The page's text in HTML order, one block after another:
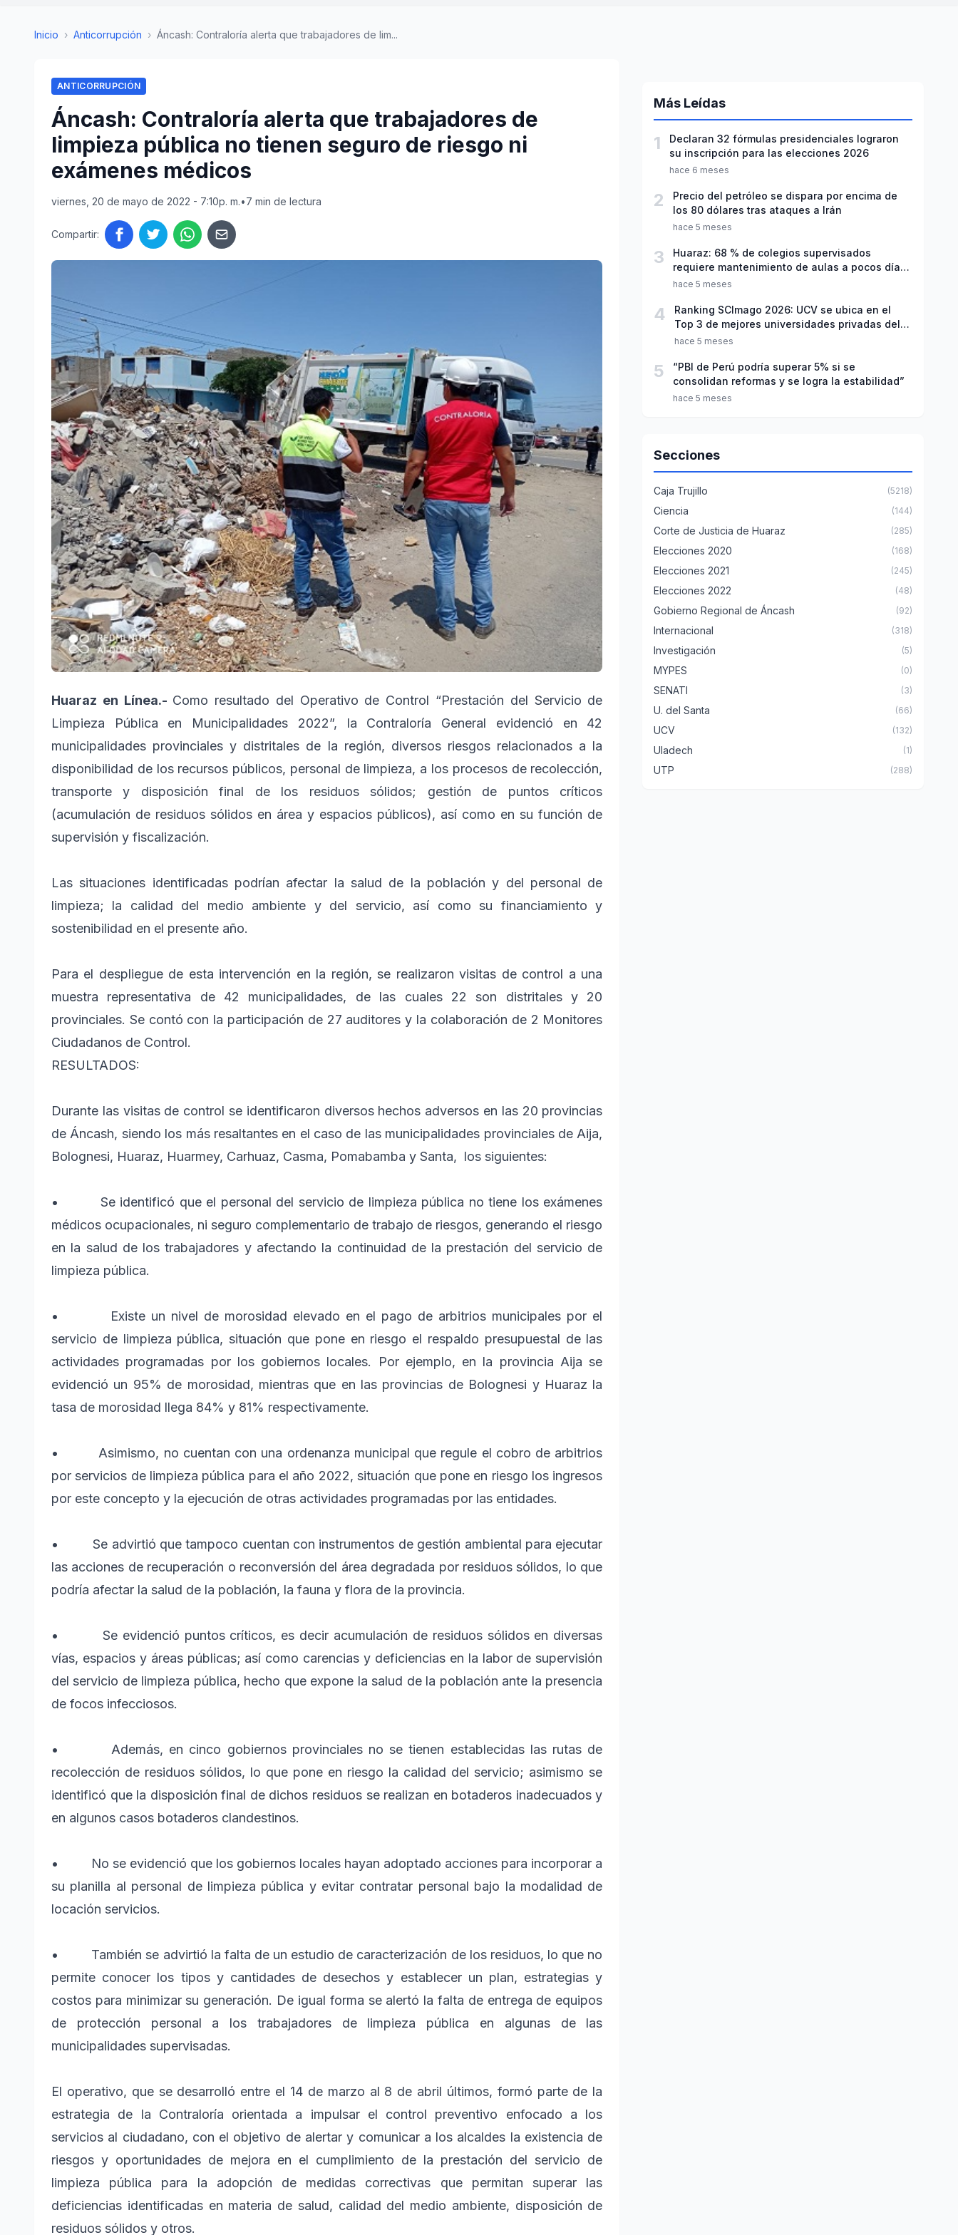
Inicio › Anticorrupción › Áncash: Contraloría alerta que trabajadores de lim...
ANTICORRUPCIÓN
Áncash: Contraloría alerta que trabajadores de
limpieza pública no tienen seguro de riesgo ni
exámenes médicos
viernes, 20 de mayo de 2022 - 7:10p. m.•7 min de lectura
Compartir:
Huaraz en Línea.- Como resultado del Operativo de Control “Prestación del Servicio de
Limpieza Pública en Municipalidades 2022”, la Contraloría General evidenció en 42
municipalidades provinciales y distritales de la región, diversos riesgos relacionados a la
disponibilidad de los recursos públicos, personal de limpieza, a los procesos de recolección,
transporte y disposición final de los residuos sólidos; gestión de puntos críticos
(acumulación de residuos sólidos en área y espacios públicos), así como en su función de
supervisión y fiscalización.
Las situaciones identificadas podrían afectar la salud de la población y del personal de
limpieza; la calidad del medio ambiente y del servicio, así como su financiamiento y
sostenibilidad en el presente año.
Para el despliegue de esta intervención en la región, se realizaron visitas de control a una
muestra representativa de 42 municipalidades, de las cuales 22 son distritales y 20
provinciales. Se contó con la participación de 27 auditores y la colaboración de 2 Monitores
Ciudadanos de Control.
RESULTADOS:
Durante las visitas de control se identificaron diversos hechos adversos en las 20 provincias
de Áncash, siendo los más resaltantes en el caso de las municipalidades provinciales de Aija,
Bolognesi, Huaraz, Huarmey, Carhuaz, Casma, Pomabamba y Santa, los siguientes:
• Se identificó que el personal del servicio de limpieza pública no tiene los exámenes
médicos ocupacionales, ni seguro complementario de trabajo de riesgos, generando el riesgo
en la salud de los trabajadores y afectando la continuidad de la prestación del servicio de
limpieza pública.
• Existe un nivel de morosidad elevado en el pago de arbitrios municipales por el
servicio de limpieza pública, situación que pone en riesgo el respaldo presupuestal de las
actividades programadas por los gobiernos locales. Por ejemplo, en la provincia Aija se
evidenció un 95% de morosidad, mientras que en las provincias de Bolognesi y Huaraz la
tasa de morosidad llega 84% y 81% respectivamente.
• Asimismo, no cuentan con una ordenanza municipal que regule el cobro de arbitrios
por servicios de limpieza pública para el año 2022, situación que pone en riesgo los ingresos
por este concepto y la ejecución de otras actividades programadas por las entidades.
• Se advirtió que tampoco cuentan con instrumentos de gestión ambiental para ejecutar
las acciones de recuperación o reconversión del área degradada por residuos sólidos, lo que
podría afectar la salud de la población, la fauna y flora de la provincia.
• Se evidenció puntos críticos, es decir acumulación de residuos sólidos en diversas
vías, espacios y áreas públicas; así como carencias y deficiencias en la labor de supervisión
del servicio de limpieza pública, hecho que expone la salud de la población ante la presencia
de focos infecciosos.
• Además, en cinco gobiernos provinciales no se tienen establecidas las rutas de
recolección de residuos sólidos, lo que pone en riesgo la calidad del servicio; asimismo se
identificó que la disposición final de dichos residuos se realizan en botaderos inadecuados y
en algunos casos botaderos clandestinos.
• No se evidenció que los gobiernos locales hayan adoptado acciones para incorporar a
su planilla al personal de limpieza pública y evitar contratar personal bajo la modalidad de
locación servicios.
• También se advirtió la falta de un estudio de caracterización de los residuos, lo que no
permite conocer los tipos y cantidades de desechos y establecer un plan, estrategias y
costos para minimizar su generación. De igual forma se alertó la falta de entrega de equipos
de protección personal a los trabajadores de limpieza pública en algunas de las
municipalidades supervisadas.
El operativo, que se desarrolló entre el 14 de marzo al 8 de abril últimos, formó parte de la
estrategia de la Contraloría orientada a impulsar el control preventivo enfocado a los
servicios al ciudadano, con el objetivo de alertar y comunicar a los alcaldes la existencia de
riesgos y oportunidades de mejora en el cumplimiento de la prestación del servicio de
limpieza pública para la adopción de medidas correctivas que permitan superar las
deficiencias identificadas en materia de salud, calidad del medio ambiente, disposición de
residuos sólidos y otros.
Más Leídas
1
Declaran 32 fórmulas presidenciales lograron
su inscripción para las elecciones 2026
hace 6 meses
2
Precio del petróleo se dispara por encima de
los 80 dólares tras ataques a Irán
hace 5 meses
3
Huaraz: 68 % de colegios supervisados
requiere mantenimiento de aulas a pocos días
de inicio del año escolar 2026
hace 5 meses
4
Ranking SCImago 2026: UCV se ubica en el
Top 3 de mejores universidades privadas del
Perú
hace 5 meses
5
“PBI de Perú podría superar 5% si se
consolidan reformas y se logra la estabilidad”
hace 5 meses
Secciones
Caja Trujillo (5218)
Ciencia (144)
Corte de Justicia de Huaraz (285)
Elecciones 2020 (168)
Elecciones 2021 (245)
Elecciones 2022 (48)
Gobierno Regional de Áncash (92)
Internacional (318)
Investigación (5)
MYPES (0)
SENATI (3)
U. del Santa (66)
UCV (132)
Uladech (1)
UTP (288)